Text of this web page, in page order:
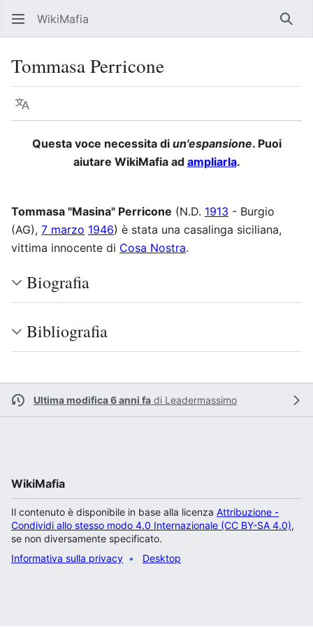
WikiMafia
Tommasa Perricone
Lingua
Questa voce necessita di un'espansione. Puoi
aiutare WikiMafia ad ampliarla.
Tommasa "Masina" Perricone (N.D. 1913 - Burgio
(AG), 7 marzo 1946) è stata una casalinga siciliana,
vittima innocente di Cosa Nostra.
Biografia
Bibliografia
Ultima modifica 6 anni fa di Leadermassimo
WikiMafia
Il contenuto è disponibile in base alla licenza Attribuzione -
Condividi allo stesso modo 4.0 Internazionale (CC BY-SA 4.0),
se non diversamente specificato.
Informativa sulla privacy
Desktop